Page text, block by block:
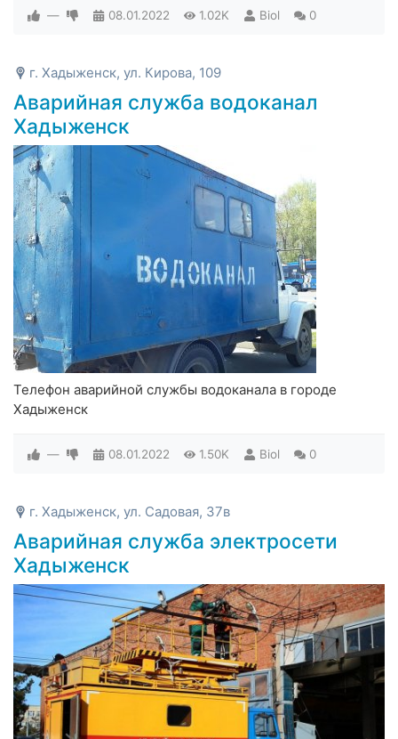
— 08.01.2022 1.02K Biol 0
г. Хадыженск, ул. Кирова, 109
Аварийная служба водоканал
Хадыженск
Телефон аварийной службы водоканала в городе
Хадыженск
— 08.01.2022 1.50K Biol 0
г. Хадыженск, ул. Садовая, 37в
Аварийная служба электросети
Хадыженск